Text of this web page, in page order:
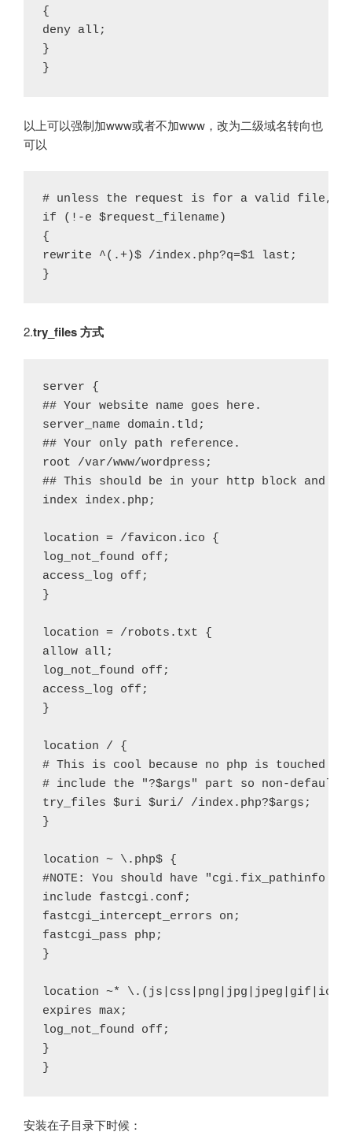
{
deny all;
}
以上可以强制加www或者不加www，改为二级域名转向也
可以
# unless the request is for a valid file,
if (!-e $request_filename)
{
rewrite ^(.+)$ /index.php?q=$1 last;
2.try_files 方式
server {
## Your website name goes here.
server_name domain.tld;
## Your only path reference.
root /var/www/wordpress;
## This should be in your http block and
index index.php;
location = /favicon.ico {
log_not_found off;
access_log off;
}
location = /robots.txt {
allow all;
log_not_found off;
access_log off;
}
location / {
# This is cool because no php is touched
# include the "?$args" part so non-default
try_files $uri $uri/ /index.php?$args;
}
location ~ \.php$ {
#NOTE: You should have "cgi.fix_pathinfo
include fastcgi.conf;
fastcgi_intercept_errors on;
fastcgi_pass php;
}
location ~*
expires max;
log_not_found off;
}
安装在子目录下时候：